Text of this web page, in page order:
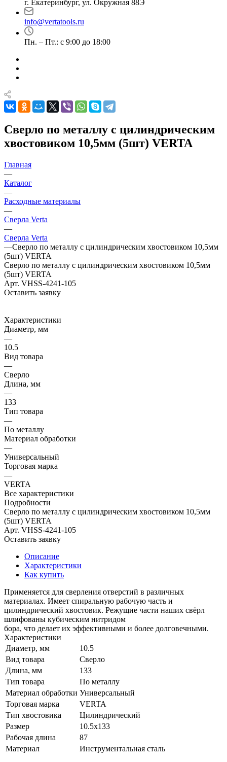
г. Екатеринбург, ул. Окружная 88Э
info@vertatools.ru
Пн. – Пт.: с 9:00 до 18:00
Сверло по металлу с цилиндрическим
хвостовиком 10,5мм (5шт) VERTA
Главная
—
Каталог
—
Расходные материалы
—
Сверла Verta
—
Сверла Verta
—Сверло по металлу с цилиндрическим хвостовиком 10,5мм
(5шт) VERTA
Сверло по металлу с цилиндрическим хвостовиком 10,5мм
(5шт) VERTA
Арт. VHSS-4241-105
Оставить заявку
Характеристики
Диаметр, мм
—
10.5
Вид товара
—
Сверло
Длина, мм
—
133
Тип товара
—
По металлу
Материал обработки
—
Универсальный
Торговая марка
—
VERTA
Все характеристики
Подробности
Сверло по металлу с цилиндрическим хвостовиком 10,5мм
(5шт) VERTA
Арт. VHSS-4241-105
Оставить заявку
Описание
Характеристики
Как купить
Применяется для сверления отверстий в различных
материалах. Имеет спиральную рабочую часть и
цилиндрический хвостовик. Режущие части наших свёрл
шлифованы кубическим нитридом
бора, что делает их эффективными и более долговечными.
Характеристики
Диаметр, мм
10.5
Вид товара
Сверло
Длина, мм
133
Тип товара
По металлу
Материал обработки Универсальный
Торговая марка
VERTA
Тип хвостовика
Цилиндрический
Размер
10.5х133
Рабочая длина
87
Материал
Инструментальная сталь